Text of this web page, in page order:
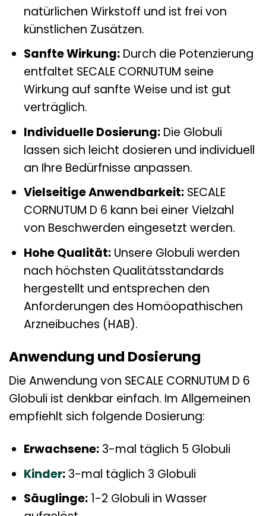
natürlichen Wirkstoff und ist frei von
künstlichen Zusätzen.
Sanfte Wirkung:Durch die Potenzierung
entfaltet SECALE CORNUTUM seine
Wirkung auf sanfte Weise und ist gut
verträglich.
Individuelle Dosierung:Die Globuli
lassen sich leicht dosieren und individuell
an Ihre Bedürfnisse anpassen.
Vielseitige Anwendbarkeit:SECALE
CORNUTUM D 6 kann bei einer Vielzahl
von Beschwerden eingesetzt werden.
Hohe Qualität:Unsere Globuli werden
nach höchsten Qualitätsstandards
hergestellt und entsprechen den
Anforderungen des Homöopathischen
Arzneibuches (HAB).
Anwendung und Dosierung
Die Anwendung von SECALE CORNUTUM D 6
Globuli ist denkbar einfach. Im Allgemeinen
empfiehlt sich folgende Dosierung:
Erwachsene:3-mal täglich 5 Globuli
Kinder:3-mal täglich 3 Globuli
Säuglinge:1-2 Globuli in Wasser